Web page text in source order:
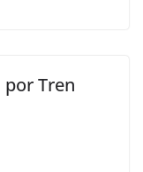
por Tren